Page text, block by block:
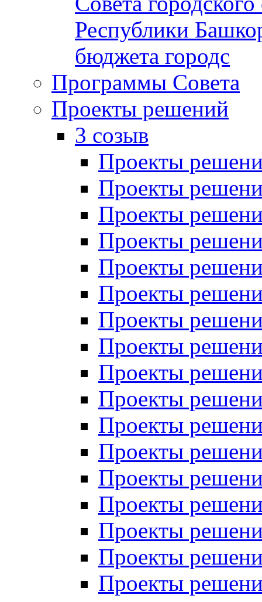
Республики
бюджета городс
Программы Совета
Проекты решений
3 созыв
Проекты
Проекты
Проекты
Проекты
Проекты
Проекты
Проекты
Проекты
Проекты
Проекты
Проекты
Проекты
Проекты
Проекты
Проекты
Проекты
Проекты